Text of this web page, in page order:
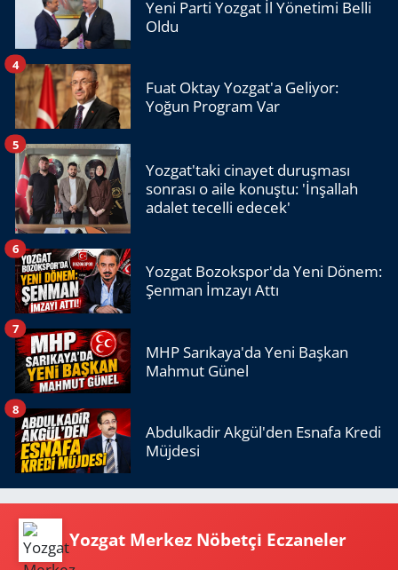
Yeni Parti Yozgat İl Yönetimi Belli
Oldu
Fuat Oktay Yozgat'a Geliyor:
Yoğun Program Var
4
Yozgat'taki cinayet duruşması
sonrası o aile konuştu: 'İnşallah
adalet tecelli edecek'
5
Yozgat Bozokspor'da Yeni Dönem:
Şenman İmzayı Attı
6
MHP Sarıkaya'da Yeni Başkan
Mahmut Günel
7
Abdulkadir Akgül'den Esnafa Kredi
Müjdesi
8
Yozgat Merkez Nöbetçi Eczaneler